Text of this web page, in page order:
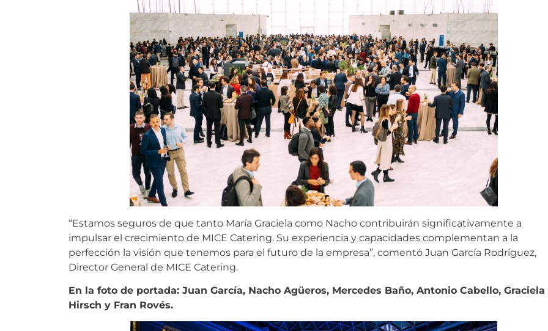
“Estamos seguros de que tanto María Graciela como Nacho contribuirán significativamente a
impulsar el crecimiento de MICE Catering. Su experiencia y capacidades complementan a la
perfección la visión que tenemos para el futuro de la empresa”, comentó Juan García Rodríguez,
Director General de MICE Catering.
En la foto de portada: Juan García, Nacho Agüeros, Mercedes Baño, Antonio Cabello, Graciela
Hirsch y Fran Rovés.